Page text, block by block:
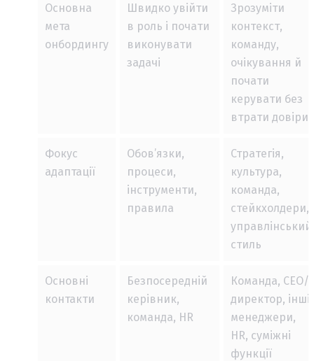
Основна
мета
онбордингу
Швидко увійти
в роль і почати
виконувати
задачі
Зрозуміти
контекст,
команду,
очікування й
почати
керувати без
втрати довіри
Фокус
адаптації
Обов’язки,
процеси,
інструменти,
правила
Стратегія,
культура,
команда,
стейкхолдери,
управлінський
стиль
Основні
контакти
Безпосередній
керівник,
команда, HR
Команда, CEO/
директор, інші
менеджери,
HR, суміжні
функції